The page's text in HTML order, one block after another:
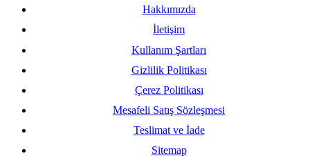
Hakkımızda
İletişim
Kullanım Şartları
Gizlilik Politikası
Çerez Politikası
Mesafeli Satış Sözleşmesi
Teslimat ve İade
Sitemap